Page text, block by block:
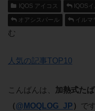
IQOS アイコス IQOSイ
オアシスパール
イルマ
む
人気の記事TOP10
こんばんは、 加熱式た
（@MOQLOG_JP ） で